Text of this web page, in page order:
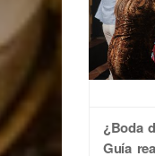
¿Boda
Guía